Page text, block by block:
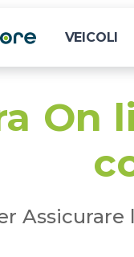
VEICOLI
On